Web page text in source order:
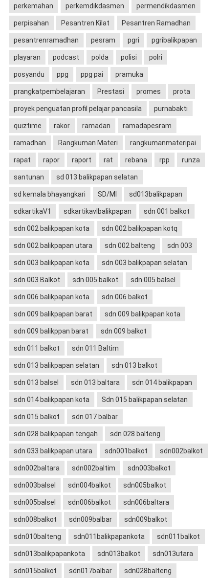
perkemahan perkemdikdasmen permendikdasmen
perpisahan Pesantren Kilat Pesantren Ramadhan
pesantrenramadhan pesram pgri pgribalikpapan
playaran podcast polda polisi polri
posyandu ppg ppg pai pramuka
prangkatpembelajaran Prestasi promes prota
proyek penguatan profil pelajar pancasila purnabakti
quiztime rakor ramadan ramadapesram
ramadhan Rangkuman Materi rangkumanmateripai
rapat rapor raport rat rebana rpp runza
santunan sd 013 balikpapan selatan
sd kemala bhayangkari SD/MI sd013balikpapan
sdkartikaV1 sdkartikavIbalikpapan sdn 001 balkot
sdn 002 balikpapan kota sdn 002 balikpapan kotq
sdn 002 balikpapan utara sdn 002 balteng sdn 003
sdn 003 balikpapan kota sdn 003 balikpapan selatan
sdn 003 Balkot sdn 005 balkot sdn 005 balsel
sdn 006 balikpapan kota sdn 006 balkot
sdn 009 balikpapan barat sdn 009 balikpapan kota
sdn 009 balikppan barat sdn 009 balkot
sdn 011 balkot sdn 011 Baltim
sdn 013 balikpapan selatan sdn 013 balkot
sdn 013 balsel sdn 013 baltara sdn 014 balikpapan
sdn 014 balikpapan kota Sdn 015 balikpapan selatan
sdn 015 balkot sdn 017 balbar
sdn 028 balikpapan tengah sdn 028 balteng
sdn 033 balikpapan utara sdn001balkot sdn002balkot
sdn002baltara sdn002baltim sdn003balkot
sdn003balsel sdn004balkot sdn005balkot
sdn005balsel sdn006balkot sdn006baltara
sdn008balkot sdn009balbar sdn009balkot
sdn010balteng sdn011balikpapankota sdn011balkot
sdn013balikpapankota sdn013balkot sdn013utara
sdn015balkot sdn017balbar sdn028balteng